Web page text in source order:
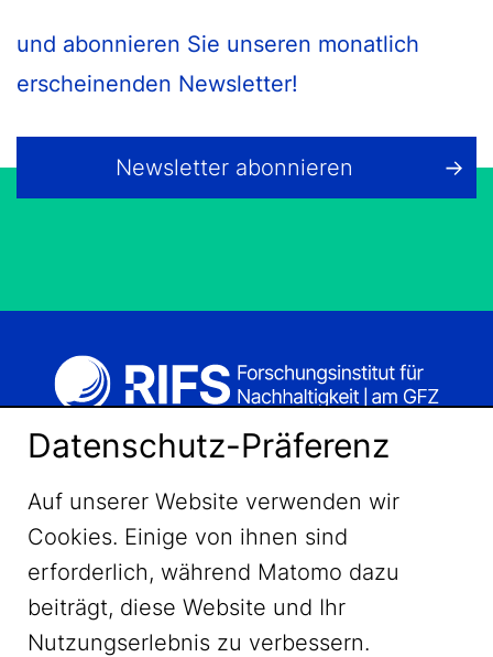
und abonnieren Sie unseren monatlich
erscheinenden Newsletter!
Newsletter abonnieren
Datenschutz-Präferenz
Auf unserer Website verwenden wir
Cookies. Einige von ihnen sind
erforderlich, während Matomo dazu
beiträgt, diese Website und Ihr
Nutzungserlebnis zu verbessern.